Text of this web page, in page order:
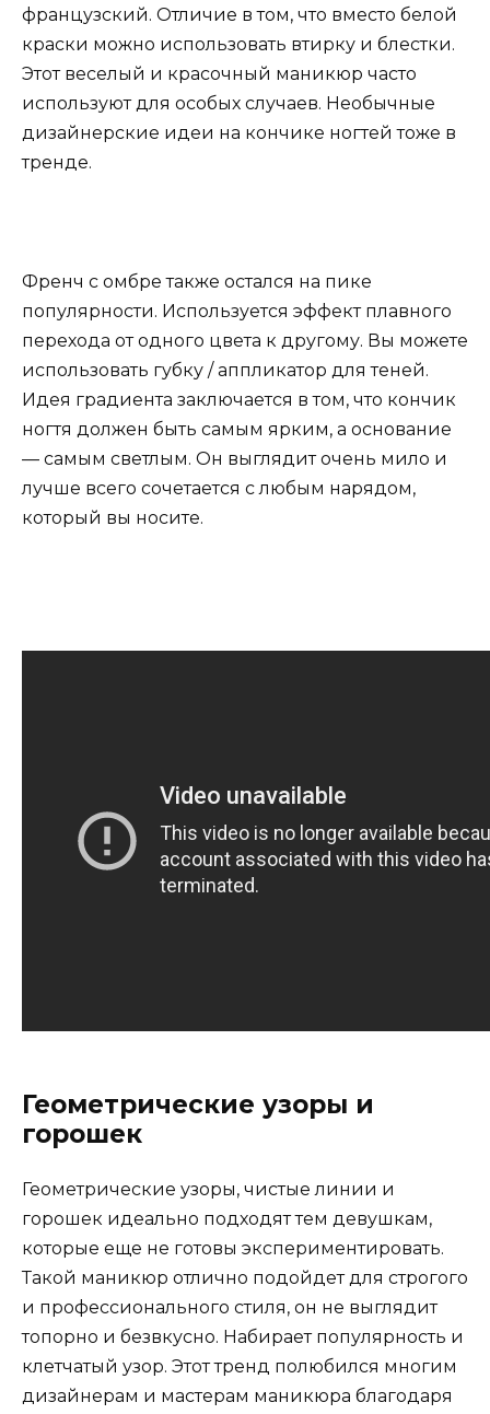
французский. Отличие в том, что вместо белой
краски можно использовать втирку и блестки.
Этот веселый и красочный маникюр часто
используют для особых случаев. Необычные
дизайнерские идеи на кончике ногтей тоже в
тренде.
Френч с омбре также остался на пике
популярности. Используется эффект плавного
перехода от одного цвета к другому. Вы можете
использовать губку / аппликатор для теней.
Идея градиента заключается в том, что кончик
ногтя должен быть самым ярким, а основание
— самым светлым. Он выглядит очень мило и
лучше всего сочетается с любым нарядом,
который вы носите.
Геометрические узоры и
горошек
Геометрические узоры, чистые линии и
горошек идеально подходят тем девушкам,
которые еще не готовы экспериментировать.
Такой маникюр отлично подойдет для строгого
и профессионального стиля, он не выглядит
топорно и безвкусно. Набирает популярность и
клетчатый узор. Этот тренд полюбился многим
дизайнерам и мастерам маникюра благодаря